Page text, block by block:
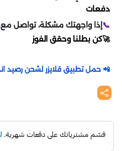
تقسيط موبايل ليجيند
تقسيط دلتا فورس
تقسيط كود موبايل
تقسيط بينشيق
ستمبل قايز
بلاك كلوفر
محمصة الرياض
اي باي ebay
رد تاغ
BBZ
هوم بوكس
دفعات
📞 إذا واجهتك مشكلة، تواصل مع
🚀كن بطلنا وحقق الفوز
📲 حمل تطبيق قلايزر لشحن رصيد